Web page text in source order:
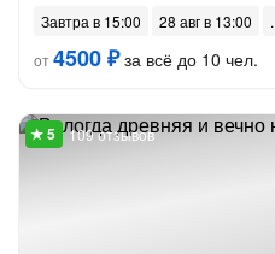
Завтра в 15:00
28 авг в 13:00
от4500 ₽за всё до 10 чел.
109 отзывов